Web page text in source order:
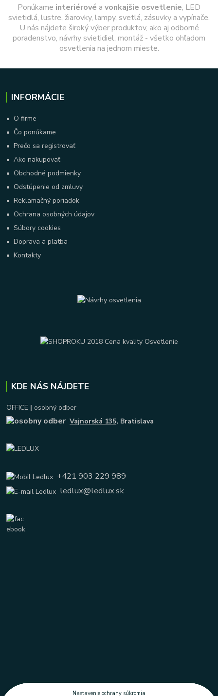
Ponúkame interiérové a vonkajšie osvetlenie, LED
svietidlá, lustre, žiarovky, lampy, svetlá, zásuvky a vypínače.
U nás nájdete široký výber produktov, ako aj odborné
poradenstvo, návrhy svietidiel, montáž - všetko ohľadom
osvetlenia na jednom mieste.
INFORMÁCIE
• O firme
• Čo ponúkame
•Prečo sa registrovať
•Ako nakupovať
• Obchodné podmienky
• Odstúpenie od zmluvy
•Reklamačný poriadok
• Ochrana osobných údajov
•Súbory cookies
•Doprava a platba
•Kontakty
KDE NÁS NÁJDETE
OFFICE | osobný odber
Vajnorská 135, Bratislava
+421 903 229 989
ledlux@ledlux.sk
Nastavenie ochrany súkromia